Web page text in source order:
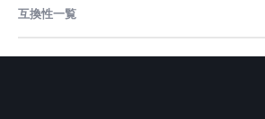
互換性一覧